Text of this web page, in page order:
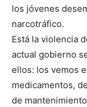
los jóvenes
narcotráfico.
Está la violencia
actual gobierno
ellos: los vemos
medicamentos,
de